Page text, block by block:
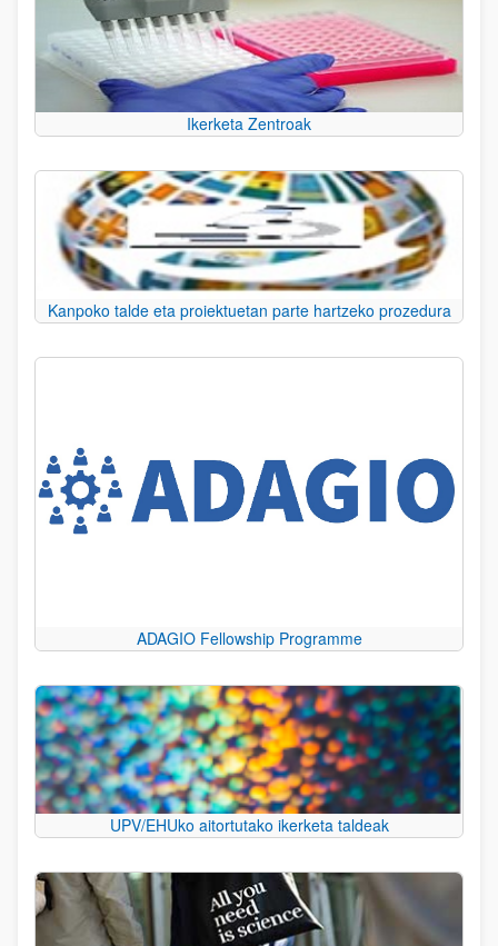
Ikerketa Zentroak
Kanpoko talde eta proiektuetan parte hartzeko prozedura
ADAGIO Fellowship Programme
UPV/EHUko aitortutako ikerketa taldeak